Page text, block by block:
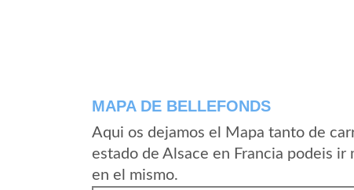
MAPA DE BELLEFONDS
Aqui os dejamos el Mapa tanto de
estado de Alsace en Francia podeis ir
en el mismo.